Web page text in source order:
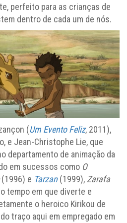
perfeito para as crianças de
dentro de cada um de nós.
(Um Evento Feliz, 2011),
e Jean-Christophe Lie, que
departamento de animação da
em sucessos como O
(1996) e Tarzan(1999), Zarafa
tempo em que diverte e
o heroico Kirikou de
traço aqui em empregado em